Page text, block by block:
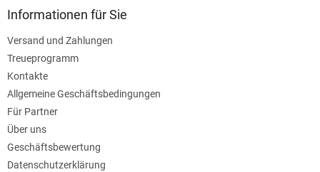
Informationen für Sie
Versand und Zahlungen
Treueprogramm
Kontakte
Allgemeine Geschäftsbedingungen
Für Partner
Über uns
Geschäftsbewertung
Datenschutzerklärung